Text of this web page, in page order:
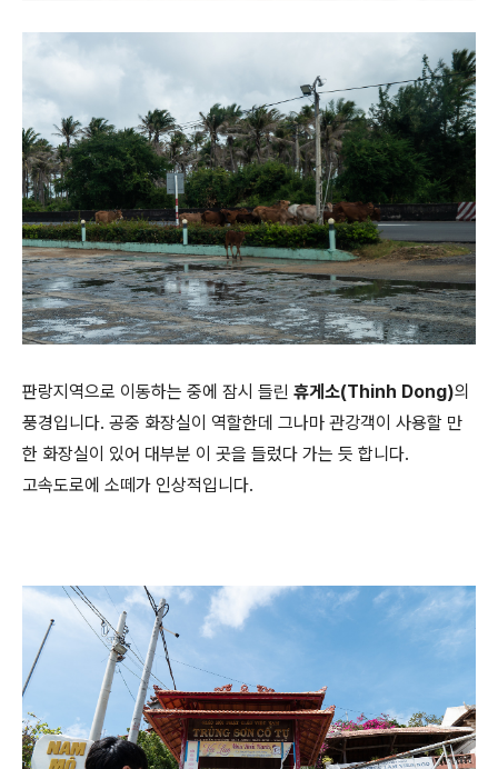
판랑지역으로 이동하는 중에 잠시 들린 휴게소(Thinh Dong)의
풍경입니다. 공중 화장실이 역할한데 그나마 관강객이 사용할 만
한 화장실이 있어 대부분 이 곳을 들렀다 가는 듯 합니다.
고속도로에 소떼가 인상적입니다.